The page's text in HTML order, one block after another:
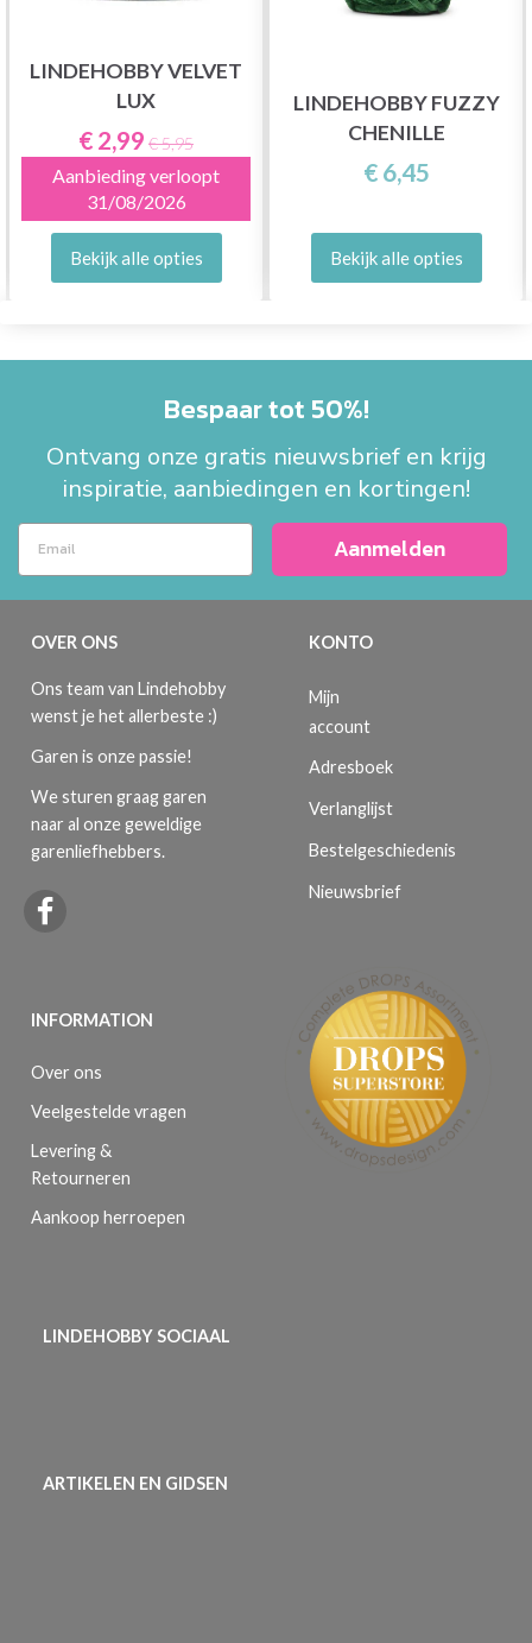
LINDEHOBBY VELVET
LUX
€ 2,99 € 5,95
Aanbieding verloopt
31/08/2026
Bekijk alle opties
LINDEHOBBY FUZZY
CHENILLE
€ 6,45
Bekijk alle opties
Bespaar tot 50%!
Ontvang onze gratis nieuwsbrief en krijg
inspiratie, aanbiedingen en kortingen!
Aanmelden
OVER ONS
Ons team van Lindehobby
wenst je het allerbeste :)
Garen is onze passie!
We sturen graag garen
naar al onze geweldige
garenliefhebbers.
INFORMATION
Over ons
Veelgestelde vragen
Levering &
Retourneren
Aankoop herroepen
KONTO
Mijn
account
Adresboek
Verlanglijst
Bestelgeschiedenis
Nieuwsbrief
LINDEHOBBY SOCIAAL
ARTIKELEN EN GIDSEN